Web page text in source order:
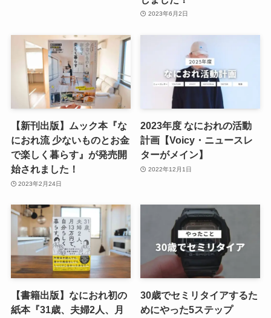
2023年6月2日
【新刊出版】ムック本『な
におれ流 少ないものとお金
で楽しく暮らす』が発売開
始されました！
2023年2月24日
2023年度 なにおれの活動
計画【Voicy・ニュースレ
ターがメイン】
2022年12月1日
【書籍出版】なにおれ初の
紙本『31歳、夫婦2人、月
30歳でセミリタイアするた
めにやった5ステップ